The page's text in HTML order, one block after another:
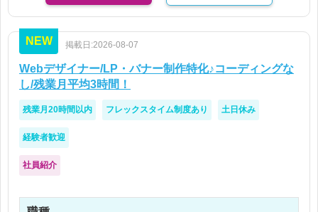
NEW 掲載日:2026-08-07
Webデザイナー/LP・バナー制作特化♪コーディングな
し/残業月平均3時間！
残業月20時間以内 フレックスタイム制度あり 土日休み
経験者歓迎
社員紹介